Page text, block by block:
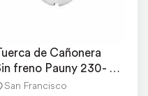
de Cañonera
freno Pauny 230-
280 a
San Francisco